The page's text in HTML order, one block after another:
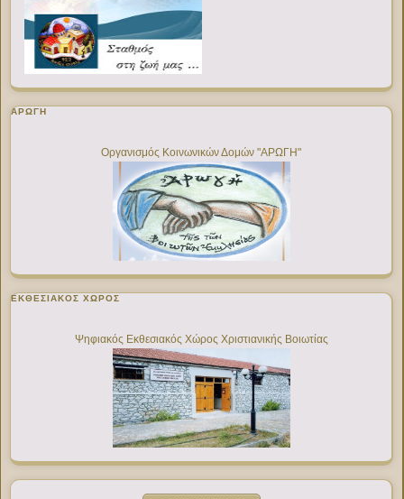
ΑΡΩΓΗ
Οργανισμός Κοινωνικών Δομών "ΑΡΩΓΗ"
ΕΚΘΕΣΙΑΚΌΣ ΧΏΡΟΣ
Ψηφιακός Εκθεσιακός Χώρος Χριστιανικής Βοιωτίας